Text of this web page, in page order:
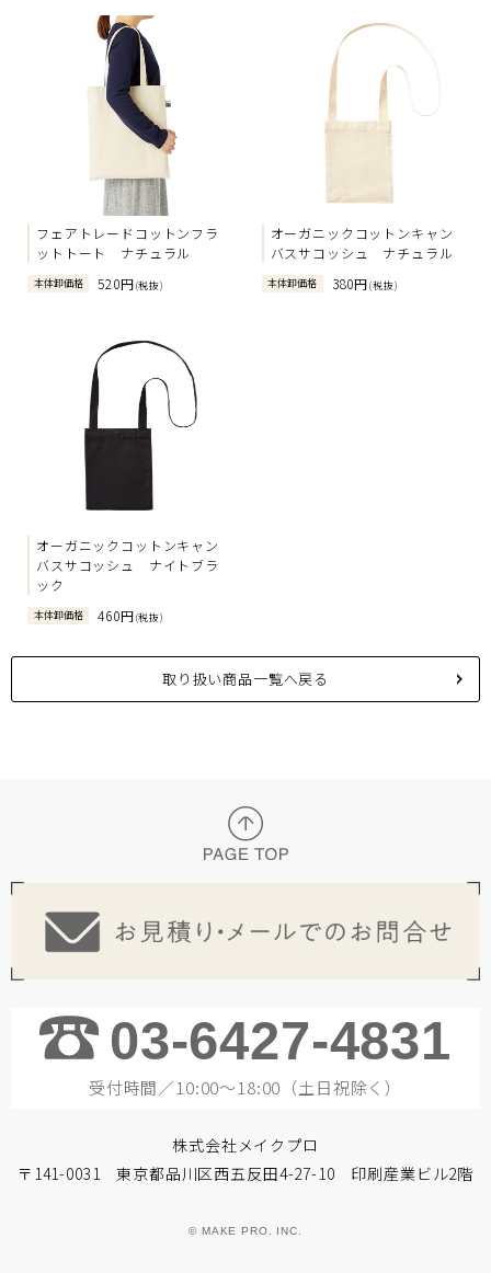
フェアトレードコットンフラ
ットトート ナチュラル
本体卸価格 520円(税抜)
オーガニックコットンキャン
バスサコッシュ ナチュラル
本体卸価格 380円(税抜)
オーガニックコットンキャン
バスサコッシュ ナイトブラ
ック
本体卸価格 460円(税抜)
取り扱い商品一覧へ戻る
03-6427-4831
受付時間／10:00～18:00（土日祝除く）
株式会社メイクプロ
〒141-0031 東京都品川区西五反田4-27-10 印刷産業ビル2階
© MAKE PRO. INC.